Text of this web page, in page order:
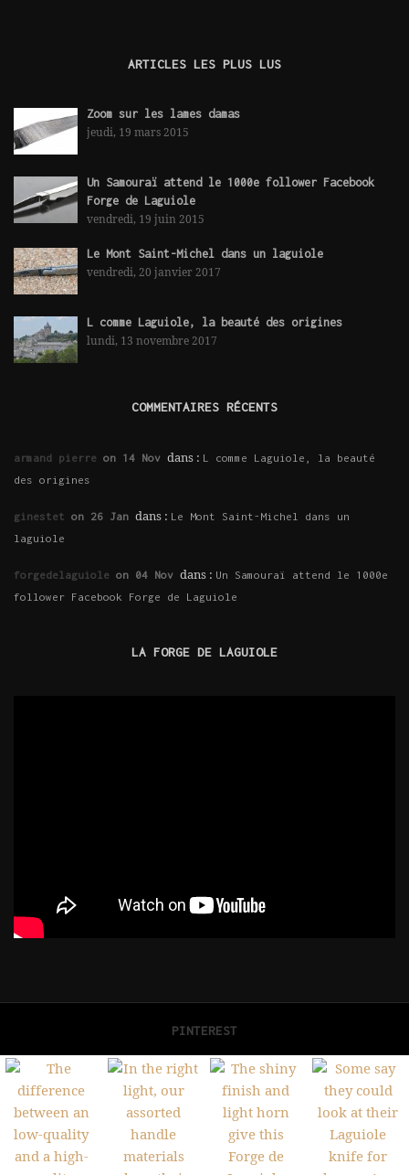
ARTICLES LES PLUS LUS
Zoom sur les lames damas
jeudi, 19 mars 2015
Un Samouraï attend le 1000e follower Facebook
Forge de Laguiole
vendredi, 19 juin 2015
Le Mont Saint-Michel dans un laguiole
vendredi, 20 janvier 2017
L comme Laguiole, la beauté des origines
lundi, 13 novembre 2017
COMMENTAIRES RÉCENTS
armand pierre on 14 Nov dans : L comme Laguiole, la beauté
des origines
ginestet on 26 Jan dans : Le Mont Saint-Michel dans un
laguiole
forgedelaguiole on 04 Nov dans : Un Samouraï attend le 1000e
follower Facebook Forge de Laguiole
LA FORGE DE LAGUIOLE
PINTEREST